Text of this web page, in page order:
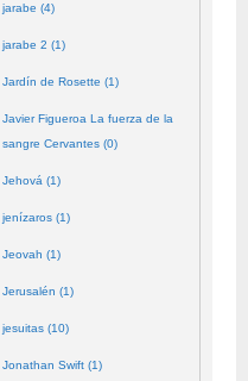
jarabe (4)
jarabe 2 (1)
Jardín de Rosette (1)
Javier Figueroa La fuerza de la
sangre Cervantes (0)
Jehová (1)
jenízaros (1)
Jeovah (1)
Jerusalén (1)
jesuitas (10)
Jonathan Swift (1)